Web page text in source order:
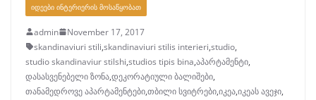
ᲘᲓᲔᲔᲑᲘ ᲘᲜᲢᲔᲠᲘᲔᲠᲘᲡ ᲛᲝᲡᲐᲬᲧᲝᲑᲐᲗ
admin
November 17, 2017
skandinaviuri stili,skandinaviuri stilis interieri,studio,
studio skandinaviur stilshi,studios tipis bina,აპარტამენტი,
დასასვენებელი ზონა,დეკორატიული ბალიშები,
თანამედროვე აპარტამენტები,თბილი სვიტრები,იკეა,იკეას ავეჯი,